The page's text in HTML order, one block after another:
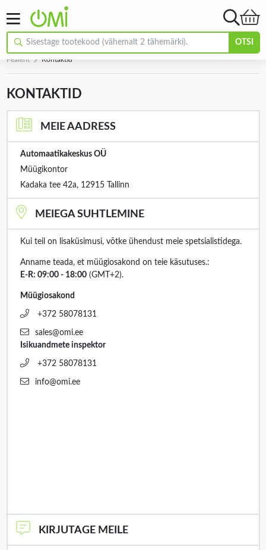
OTSI
Pealeht Kontaktid
KONTAKTID
MEIE AADRESS
Automaatikakeskus OÜ
Müügikontor
Kadaka tee 42a, 12915 Tallinn
MEIEGA SUHTLEMINE
Kui teil on lisaküsimusi, võtke ühendust meie spetsialistidega.
Anname teada, et müügiosakond on teie käsutuses.:
E-R: 09:00 - 18:00(GMT+2).
Müügiosakond
+372 58078131
sales@omi.ee
Isikuandmete inspektor
+372 58078131
info@omi.ee
KIRJUTAGE MEILE